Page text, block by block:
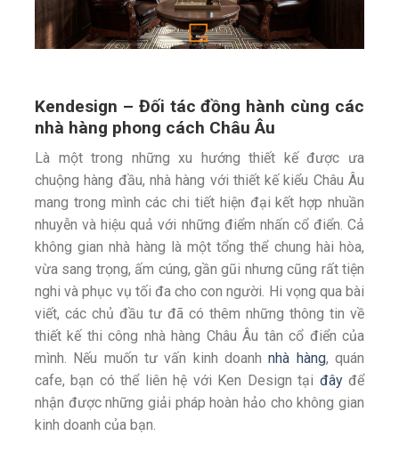
Kendesign – Đối tác đồng hành cùng các
nhà hàng phong cách Châu Âu
Là một trong những xu hướng thiết kế được ưa
chuộng hàng đầu, nhà hàng với thiết kế kiểu Châu Âu
mang trong mình các chi tiết hiện đại kết hợp nhuần
nhuyễn và hiệu quả với những điểm nhấn cổ điển. Cả
không gian nhà hàng là một tổng thể chung hài hòa,
vừa sang trọng, ấm cúng, gần gũi nhưng cũng rất tiện
nghi và phục vụ tối đa cho con người. Hi vọng qua bài
viết, các chủ đầu tư đã có thêm những thông tin về
thiết kế thi công nhà hàng Châu Âu tân cổ điển của
mình. Nếu muốn tư vấn kinh doanhnhà hàng, quán
cafe, bạn có thể liên hệ với Ken Design tại đâyđể
nhận được những giải pháp hoàn hảo cho không gian
kinh doanh của bạn.